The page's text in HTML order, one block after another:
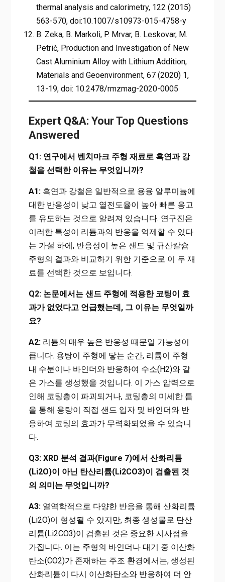
thermal analysis and calorimetry, 122 (2015)
563-570, doi:10.1007/s10973-015-4758-y
B. Zeka, B. Markoli, P. Mrvar, B. Leskovar, M.
Petrič, Production and Investigation of New
Cast Aluminium Alloy with Lithium Addition,
Materials and Geoenvironment, 67 (2020) 1,
13-19, doi: 10.2478/rmzmag-2020-0005
Expert Q&A: Your Top Questions
Answered
Q1: 연구에서 벤치마크 주형 재료로 흑연과 강
철을 선택한 이유는 무엇입니까?
A1:흑연과 강철은 일반적으로 용융 알루미늄에
대한 반응성이 낮고 열전도율이 높아 빠른 응고
를 유도하는 것으로 알려져 있습니다. 연구진은
이러한 특성이 리튬과의 반응을 억제할 수 있다
는 가설 하에, 반응성이 높은 샌드 및 규산칼슘
주형의 결과와 비교하기 위한 기준으로 이 두 재
료를 선택한 것으로 보입니다.
Q2: 논문에서는 샌드 주형에 적용한 코팅이 효
과가 없었다고 언급했는데, 그 이유는 무엇일까
요?
A2:리튬의 매우 높은 반응성 때문일 가능성이
큽니다. 용탕이 주형에 닿는 순간, 리튬이 주형
내 수분이나 바인더와 반응하여 수소(H2)와 같
은 가스를 생성했을 것입니다. 이 가스 압력으로
인해 코팅층이 파괴되거나, 코팅층의 미세한 틈
을 통해 용탕이 직접 샌드 입자 및 바인더와 반
응하여 코팅의 효과가 무력화되었을 수 있습니
다.
Q3: XRD 분석 결과(Figure 7)에서 산화리튬
(Li2O)이 아닌 탄산리튬(Li2CO3)이 검출된 것
의 의미는 무엇입니까?
A3:열역학적으로 다양한 반응을 통해 산화리튬
(Li2O)이 형성될 수 있지만, 최종 생성물로 탄산
리튬(Li2CO3)이 검출된 것은 중요한 시사점을
가집니다. 이는 주형의 바인더나 대기 중 이산화
탄소(CO2)가 존재하는 주조 환경에서는, 생성된
산화리튬이 다시 이산화탄소와 반응하여 더 안